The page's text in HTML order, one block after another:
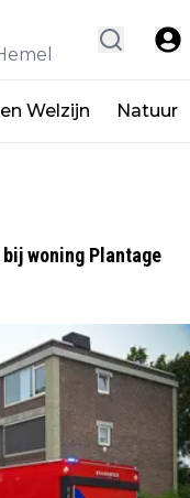
Welzijn Natuur
woning Plantage